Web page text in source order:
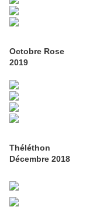
Octobre Rose
2019
Théléthon
Décembre 2018